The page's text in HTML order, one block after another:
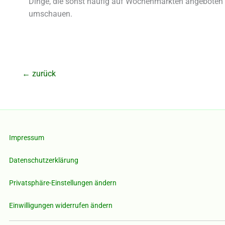
umschauen.
← zurück
Impressum
Datenschutzerklärung
Privatsphäre-Einstellungen ändern
Einwilligungen widerrufen ändern